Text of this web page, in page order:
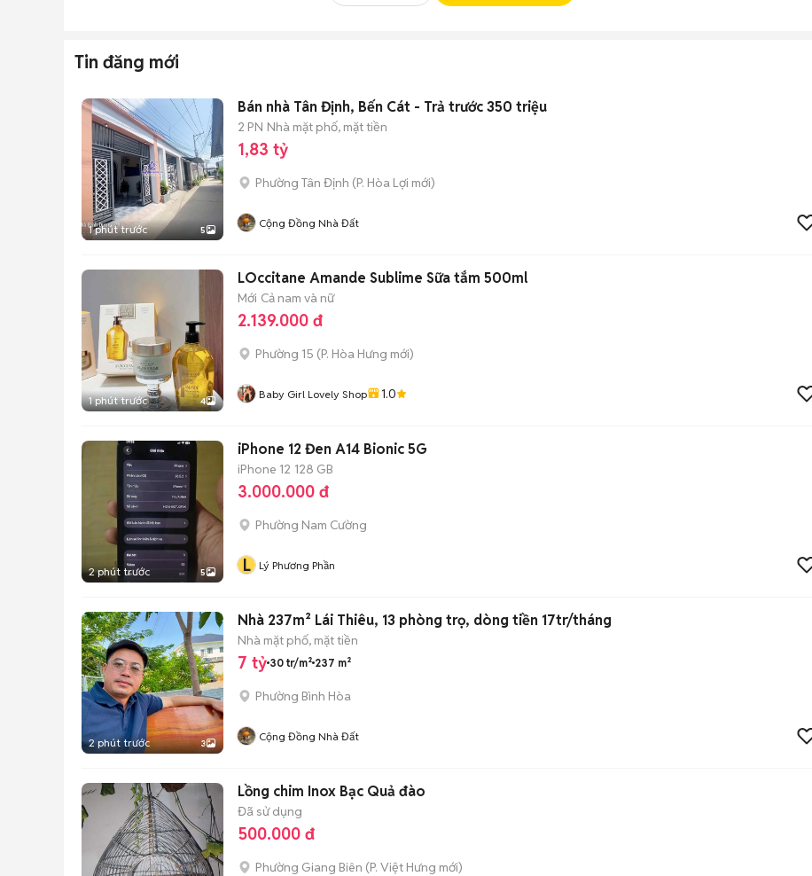
Tin đăng mới
1 phút trước 5
Bán nhà Tân Định, Bến Cát - Trả trước 350 triệu
2 PN Nhà mặt phố, mặt tiền
1,83 tỷ
Phường Tân Định (P. Hòa Lợi mới)
Cộng Đồng Nhà Đất
1 phút trước 4
LOccitane Amande Sublime Sữa tắm 500ml
Mới Cả nam và nữ
2.139.000 đ
Phường 15 (P. Hòa Hưng mới)
Baby Girl Lovely Shop 1.0
2 phút trước 5
iPhone 12 Đen A14 Bionic 5G
iPhone 12 128 GB
3.000.000 đ
Phường Nam Cường
L Lý Phương Phần
2 phút trước 3
Nhà 237m² Lái Thiêu, 13 phòng trọ, dòng tiền 17tr/tháng
Nhà mặt phố, mặt tiền
7 tỷ 30 tr/m² 237 m²
Phường Bình Hòa
Cộng Đồng Nhà Đất
Lồng chim Inox Bạc Quả đào
Đã sử dụng
500.000 đ
Phường Giang Biên (P. Việt Hưng mới)